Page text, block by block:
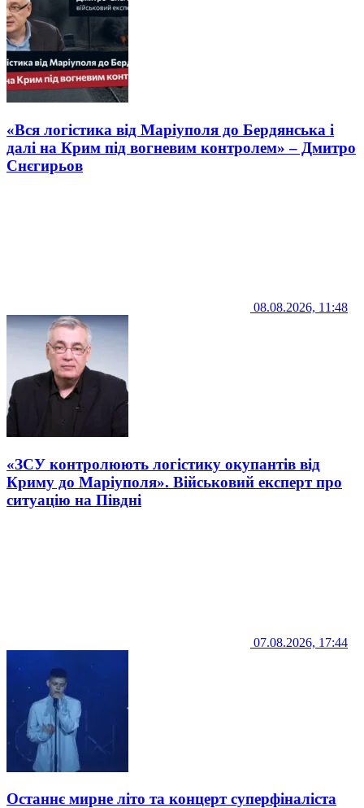
«Вся логістика від Маріуполя до Бердянська і
далі на Крим під вогневим контролем» – Дмитро
Снєгирьов
08.08.2026, 11:48
«ЗСУ контролюють логістику окупантів від
Криму до Маріуполя». Військовий експерт про
ситуацію на Півдні
07.08.2026, 17:44
Останнє мирне літо та концерт суперфіналіста